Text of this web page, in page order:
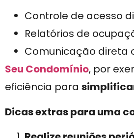
Controle de acesso
Relatórios de
Comunicação direta
Seu Condomínio, por
eficiência para
Dicas extras para uma